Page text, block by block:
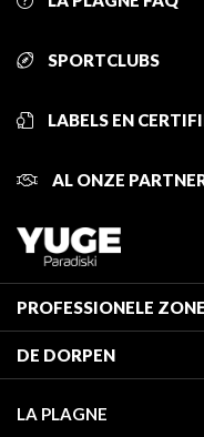
SPORTCLUBS
LABELS EN
AL ONZE
PROFESSIONELE ZONE
Classificatie van de
Verblijfstaks
DE DORPEN
Montchavin - Les Coches
LA PLAGNE